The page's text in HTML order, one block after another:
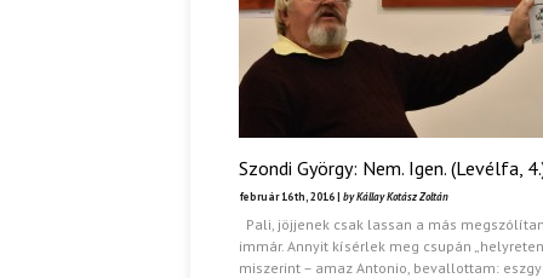
Szondi György: Nem. Igen. (Levélfa,
február 16th, 2016 | by Kállay Kotász Zoltán
Pali, jöjjenek csak lassan a más
immár. Annyit kísérlek meg csupán
miszerint – amaz Antonio, bevallottam: